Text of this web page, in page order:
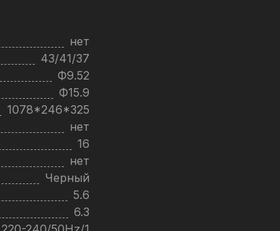
нет
43/41/37
Ф9.52
Ф15.9
1078*246*325
нет
16
нет
Черный
5.6
6.3